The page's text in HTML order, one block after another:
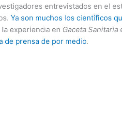
entrevistados en el
Ya son muchos los científicos
experiencia en Gaceta Sanitaria
de prensa de por medio.